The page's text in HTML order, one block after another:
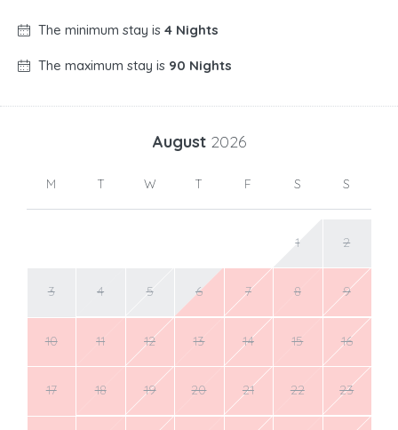
The minimum stay is 4 Nights
The maximum stay is 90 Nights
August 2026
M T W T F S S
1 2
3 4 5 6 7 8 9
10 11 12 13 14 15 16
17 18 19 20 21 22 23